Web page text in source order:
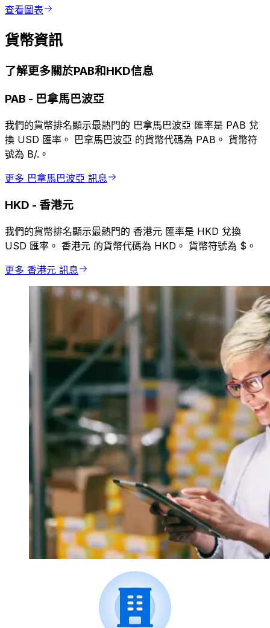
查看圖表
貨幣資訊
了解更多關於PAB和HKD信息
PAB - 巴拿馬巴波亞
我們的貨幣排名顯示最熱門的 巴拿馬巴波亞 匯率是 PAB 兌
換 USD 匯率。 巴拿馬巴波亞 的貨幣代碼為 PAB。 貨幣符
號為 B/.。
更多 巴拿馬巴波亞 訊息
HKD - 香港元
我們的貨幣排名顯示最熱門的 香港元 匯率是 HKD 兌換
USD 匯率。 香港元 的貨幣代碼為 HKD。 貨幣符號為 $。
更多 香港元 訊息